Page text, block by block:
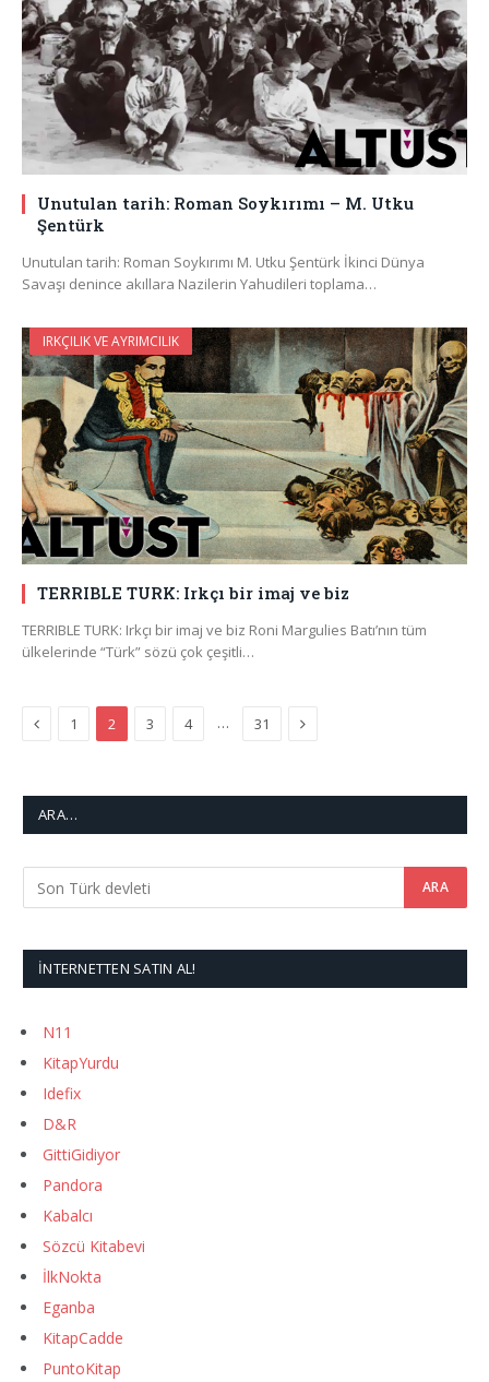
Unutulan tarih: Roman Soykırımı – M. Utku
Şentürk
Unutulan tarih: Roman Soykırımı M. Utku Şentürk İkinci Dünya
Savaşı denince akıllara Nazilerin Yahudileri toplama…
IRKÇILIK VE AYRIMCILIK
TERRIBLE TURK: Irkçı bir imaj ve biz
TERRIBLE TURK: Irkçı bir imaj ve biz Roni Margulies Batı’nın tüm
ülkelerinde “Türk” sözü çok çeşitli…
Previous
1 2 3 4 … 31 Next
ARA…
İNTERNETTEN SATIN AL!
N11
KitapYurdu
Idefix
D&R
GittiGidiyor
Pandora
Kabalcı
Sözcü Kitabevi
İlkNokta
Eganba
KitapCadde
PuntoKitap